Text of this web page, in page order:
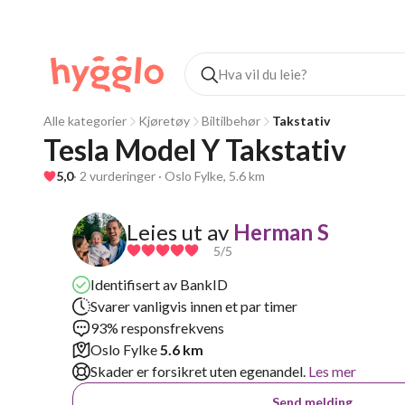
Alle kategorier Kjøretøy Biltilbehør Takstativ
Tesla Model Y Takstativ
5,0· 2 vurderinger · Oslo Fylke, 5.6 km
Leies ut av Herman S
5/5
Identifisert av BankID
Svarer vanligvis innen et par timer
93% responsfrekvens
Oslo Fylke5.6 km
Skader er forsikret uten egenandel. Les mer
Send melding